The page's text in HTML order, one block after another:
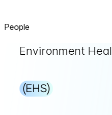
People
Environment
(EHS)